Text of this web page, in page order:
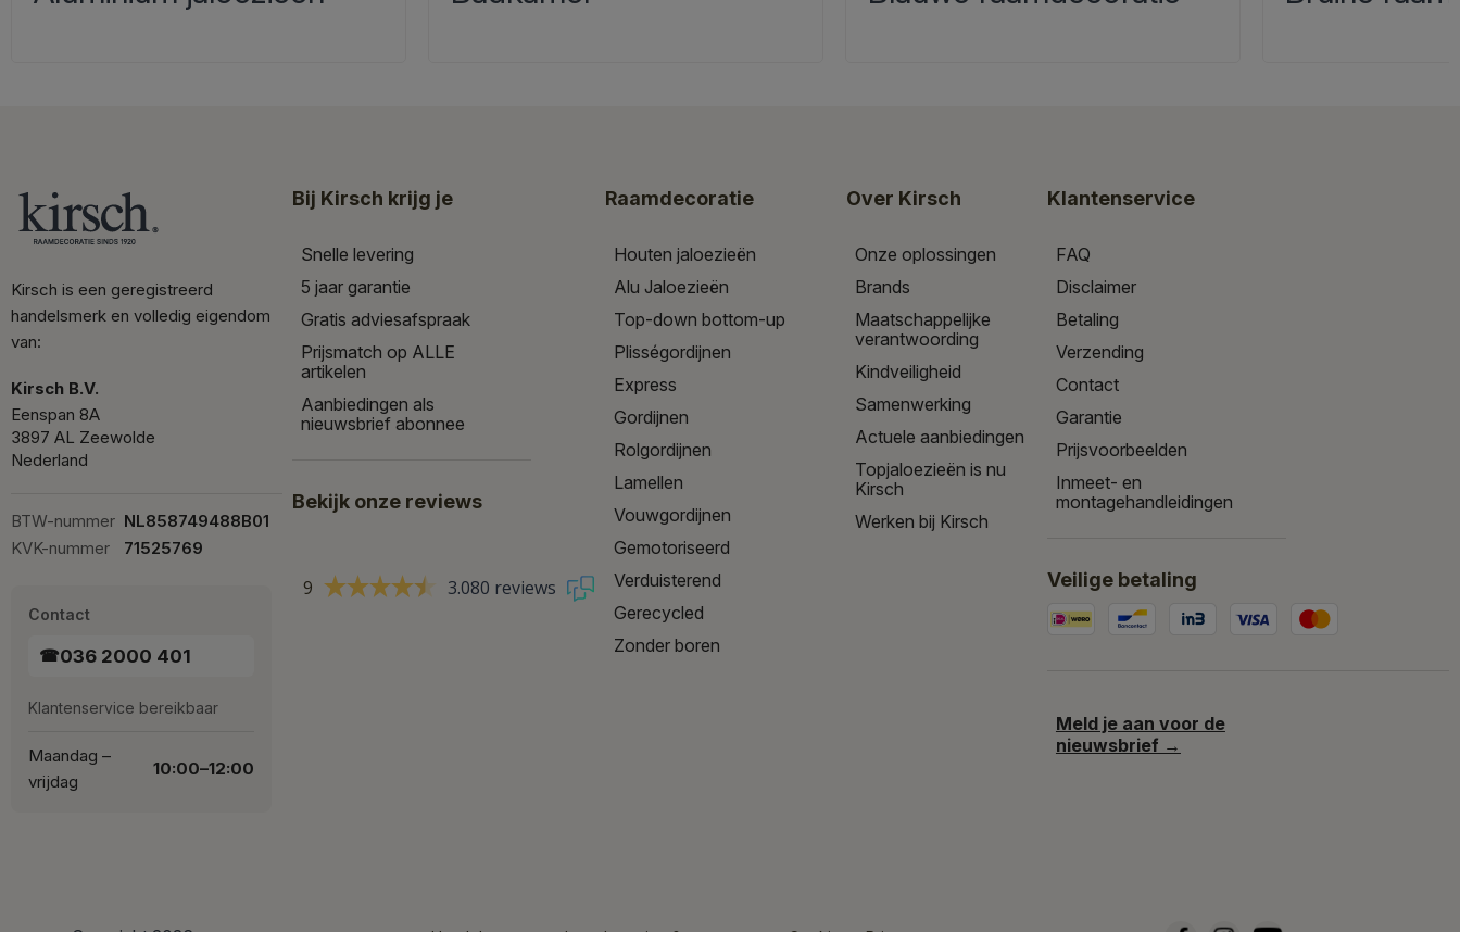
Kirsch is een geregistreerd
handelsmerk en volledig eigendom
van:
Kirsch B.V.
Eenspan 8A
3897 AL Zeewolde
Nederland
BTW-nummer NL858749488B01
KVK-nummer
71525769
Contact
☎036 2000 401
Klantenservice bereikbaar
Maandag –
vrijdag
10:00–12:00
Bij Kirsch krijg je
Snelle levering
5 jaar garantie
Gratis adviesafspraak
Prijsmatch op ALLE
artikelen
Aanbiedingen als
nieuwsbrief abonnee
Bekijk onze reviews
9 3.080 reviews
Raamdecoratie
Houten jaloezieën
Alu Jaloezieën
Top-down bottom-up
Plisségordijnen
Express
Gordijnen
Rolgordijnen
Lamellen
Vouwgordijnen
Gemotoriseerd
Verduisterend
Gerecycled
Zonder boren
Over Kirsch
Onze oplossingen
Brands
Maatschappelijke
verantwoording
Kindveiligheid
Samenwerking
Actuele aanbiedingen
Topjaloezieën is nu
Kirsch
Werken bij Kirsch
Klantenservice
FAQ
Disclaimer
Betaling
Verzending
Contact
Garantie
Prijsvoorbeelden
Inmeet- en
montagehandleidingen
Veilige betaling
Meld je aan voor de
nieuwsbrief →